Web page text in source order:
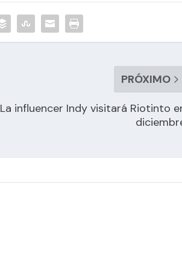
PRÓXIMO
La influencer Indy visitará Riotinto